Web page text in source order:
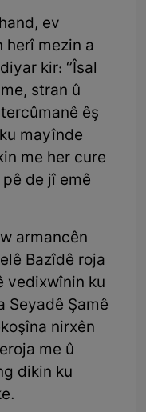
ev
mezin a
kir: ‘’Îsal
stran û
êş
mayînde
me her cure
de jî emê
armancên
Bazîdê roja
vedixwînin ku
Seyadê Şamê
nirxên
me û
dikin ku